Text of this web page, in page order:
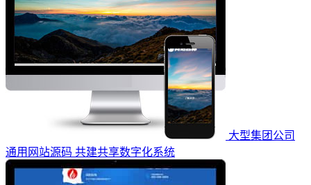
大型集团公司
通用网站源码 共建共享数字化系统